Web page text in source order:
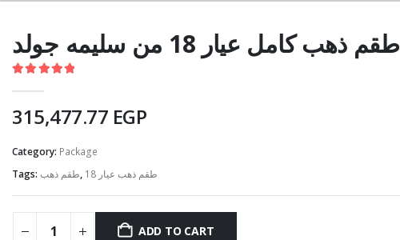
طقم ذهب كامل عيار 18 من سليمه جولد
315,477.77 EGP
Category: Package
Tags: طقم ذهب, طقم ذهب عيار 18
ADD TO CART